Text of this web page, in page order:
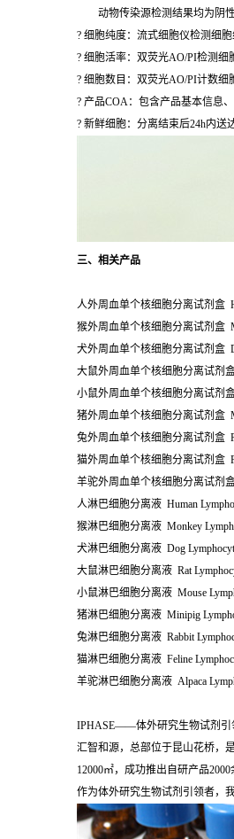
动物传染源检测结果均为阴性
? 细胞纯度：流式细胞仪检测细胞
? 细胞活率：双荧光AO/PI检测细
? 细胞数目：双荧光AO/PI计数细
? 产品COA：包含产品基本信息
? 新鲜细胞：分离结束后24h内送
三、相关产品
人外周血单个核细胞分离试剂盒
猴外周血单个核细胞分离试剂盒
犬外周血单个核细胞分离试剂盒
大鼠外周血单个核细胞分离试剂
小鼠外周血单个核细胞分离试剂
猪外周血单个核细胞分离试剂盒
兔外周血单个核细胞分离试剂盒
猫外周血单个核细胞分离试剂盒
羊驼外周血单个核细胞分离试剂
人淋巴细胞分离液 Human
猴淋巴细胞分离液 Monkey
犬淋巴细胞分离液 Dog
大鼠淋巴细胞分离液 Rat
小鼠淋巴细胞分离液 Mouse
猪淋巴细胞分离液 Minipig
兔淋巴细胞分离液 Rabbit
猫淋巴细胞分离液 Feline
羊驼淋巴细胞分离液 Alpaca
IPHASE——体外研究生物试剂引
汇智和源，总部位于昆山花桥，
12000㎡，成功推出自研产品
作为体外研究生物试剂引领者，